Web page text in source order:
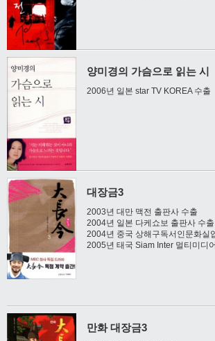
양미경의 가슴으로 읽는 시
2006년 일본 star TV KOREA 수출
대장금3
2003년 대만 맥전 출판사 수출
2004년 일본 다케쇼보 출판사 수출
2004년 중국 상해구독서인문화실
2005년 태국 Siam Inter 멀티미디
만화 대장금3